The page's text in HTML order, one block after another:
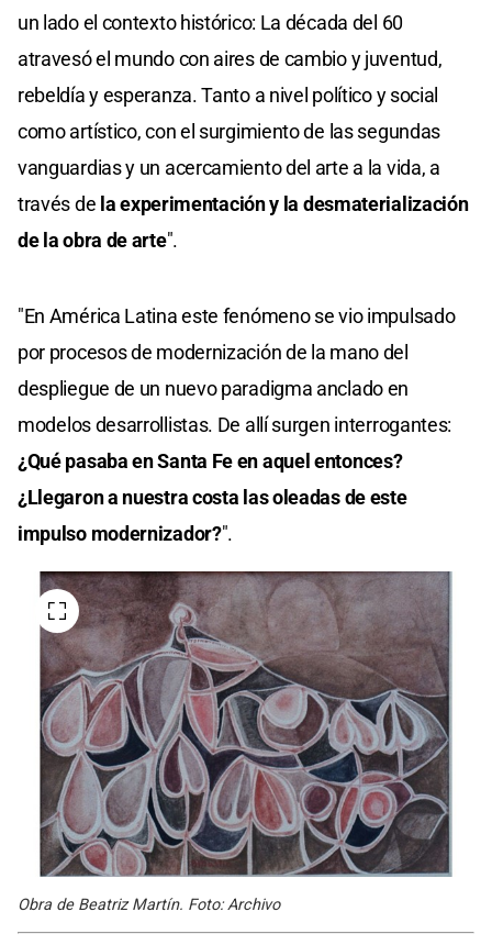
un lado el contexto histórico: La década del 60
atravesó el mundo con aires de cambio y juventud,
rebeldía y esperanza. Tanto a nivel político y social
como artístico, con el surgimiento de las segundas
vanguardias y un acercamiento del arte a la vida, a
través de la experimentación y la desmaterialización
de la obra de arte".
"En América Latina este fenómeno se vio impulsado
por procesos de modernización de la mano del
despliegue de un nuevo paradigma anclado en
modelos desarrollistas. De allí surgen interrogantes:
¿Qué pasaba en Santa Fe en aquel entonces?
¿Llegaron a nuestra costa las oleadas de este
impulso modernizador?".
Obra de Beatriz Martín. Foto: Archivo